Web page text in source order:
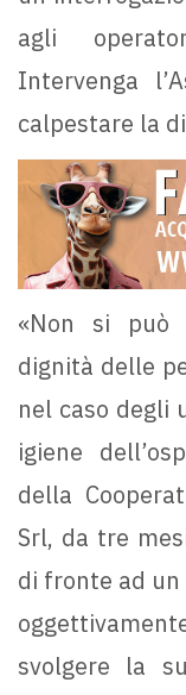
agli
Intervenga
calpestare la
«Non si può
dignità delle
nel caso degli
igiene
della
Srl, da tre
di fronte ad
svolgere la